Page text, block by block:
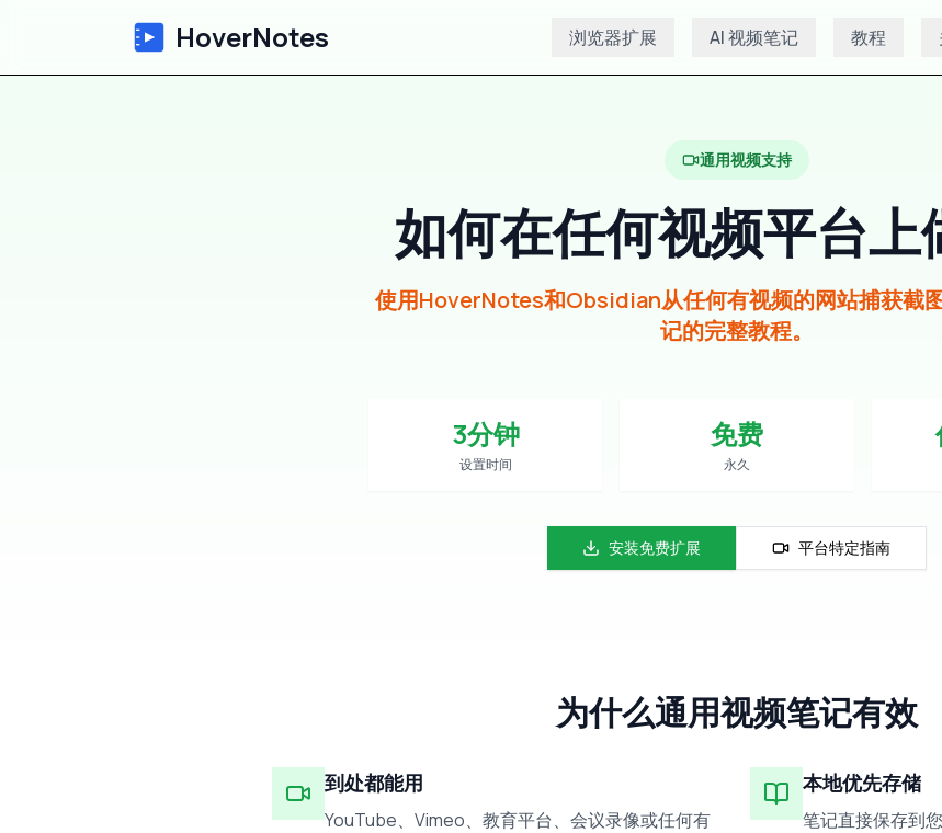
HoverNotes 浏览器扩展 AI 视频笔记 教程
通用视频支持
如何在任何视频平台上
使用HoverNotes和Obsidian从任何有视频的网站捕获截
记的完整教程。
3分钟
设置时间
免费
永久
安装免费扩展 平台特定指南
为什么通用视频笔记有效
到处都能用
YouTube、Vimeo、教育平台、会议录像或任何有
本地优先存储
笔记直接保存到